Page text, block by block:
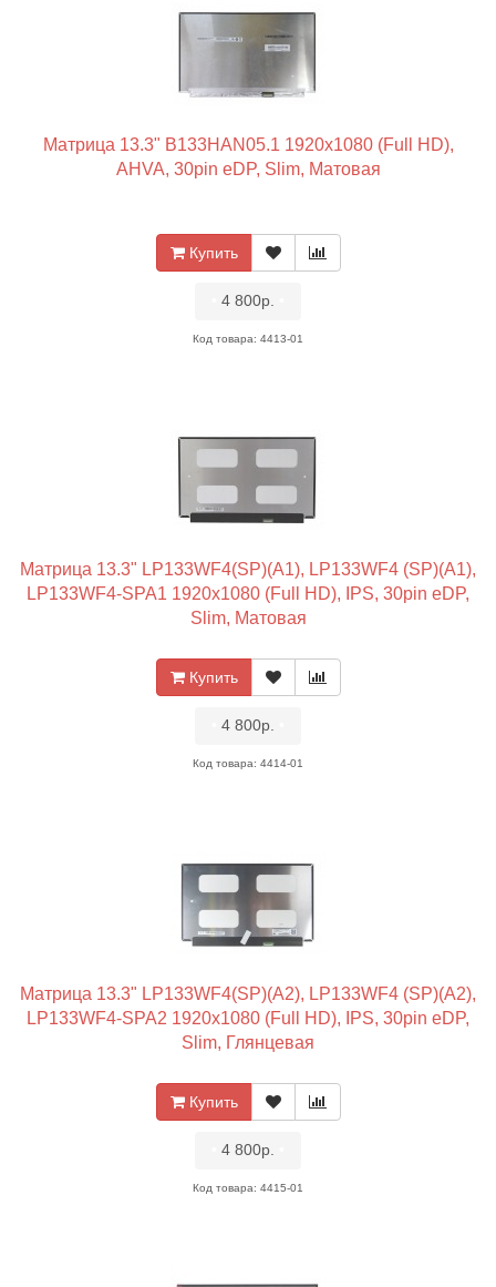
Матрица 13.3" B133HAN05.1 1920x1080 (Full HD),
AHVA, 30pin eDP, Slim, Матовая
Купить
4 800р.
Код товара: 4413-01
Матрица 13.3" LP133WF4(SP)(A1), LP133WF4 (SP)(A1),
LP133WF4-SPA1 1920x1080 (Full HD), IPS, 30pin eDP,
Slim, Матовая
Купить
4 800р.
Код товара: 4414-01
Матрица 13.3" LP133WF4(SP)(A2), LP133WF4 (SP)(A2),
LP133WF4-SPA2 1920x1080 (Full HD), IPS, 30pin eDP,
Slim, Глянцевая
Купить
4 800р.
Код товара: 4415-01